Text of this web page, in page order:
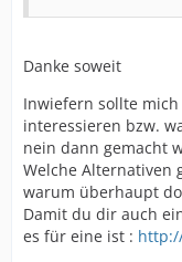
Danke soweit
Inwiefern sollte
interessieren bzw.
nein dann gemacht
Welche Alternativen
warum überhaupt
Damit du dir auch
es für eine ist :